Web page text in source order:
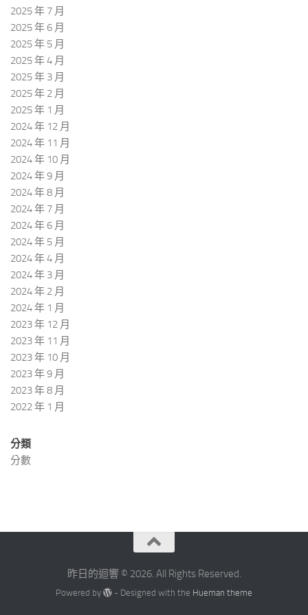
2025 年 7 月
2025 年 6 月
2025 年 5 月
2025 年 4 月
2025 年 3 月
2025 年 2 月
2025 年 1 月
2024 年 12 月
2024 年 11 月
2024 年 10 月
2024 年 9 月
2024 年 8 月
2024 年 7 月
2024 年 6 月
2024 年 5 月
2024 年 4 月
2024 年 3 月
2024 年 2 月
2024 年 1 月
2023 年 12 月
2023 年 11 月
2023 年 10 月
2023 年 9 月
2023 年 8 月
2022 年 1 月
分類
分數
昨日的迴響 © 2026. All Rights Reserved.
Powered by - Designed with the Hueman theme